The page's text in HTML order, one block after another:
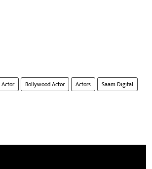
Actor Bollywood Actor Actors
Saam Digital